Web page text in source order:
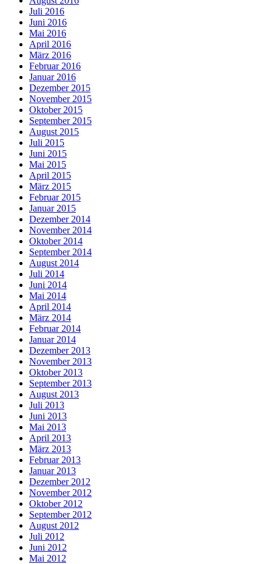
Juli 2016
Juni 2016
Mai 2016
April 2016
März 2016
Februar 2016
Januar 2016
Dezember 2015
November 2015
Oktober 2015
September 2015
August 2015
Juli 2015
Juni 2015
Mai 2015
April 2015
März 2015
Februar 2015
Januar 2015
Dezember 2014
November 2014
Oktober 2014
September 2014
August 2014
Juli 2014
Juni 2014
Mai 2014
April 2014
März 2014
Februar 2014
Januar 2014
Dezember 2013
November 2013
Oktober 2013
September 2013
August 2013
Juli 2013
Juni 2013
Mai 2013
April 2013
März 2013
Februar 2013
Januar 2013
Dezember 2012
November 2012
Oktober 2012
September 2012
August 2012
Juli 2012
Juni 2012
Mai 2012